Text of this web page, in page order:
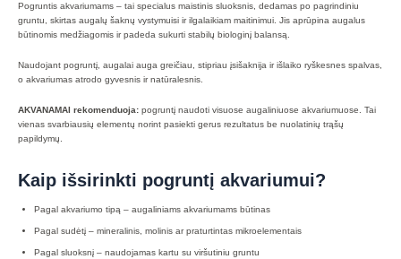
Pogruntis akvariumams – tai specialus maistinis sluoksnis, dedamas po pagrindiniu
gruntu, skirtas augalų šaknų vystymuisi ir ilgalaikiam maitinimui. Jis aprūpina augalus
būtinomis medžiagomis ir padeda sukurti stabilų biologinį balansą.
Naudojant pogruntį, augalai auga greičiau, stipriau įsišaknija ir išlaiko ryškesnes spalvas,
o akvariumas atrodo gyvesnis ir natūralesnis.
AKVANAMAI rekomenduoja: pogruntį naudoti visuose augaliniuose akvariumuose. Tai
vienas svarbiausių elementų norint pasiekti gerus rezultatus be nuolatinių trąšų
papildymų.
Kaip išsirinkti pogruntį akvariumui?
Pagal akvariumo tipą – augaliniams akvariumams būtinas
Pagal sudėtį – mineralinis, molinis ar praturtintas mikroelementais
Pagal sluoksnį – naudojamas kartu su viršutiniu gruntu